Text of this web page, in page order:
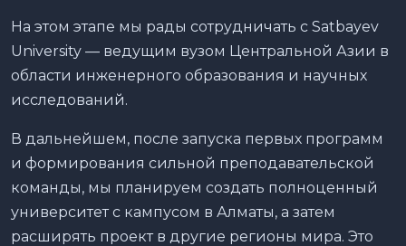
На этом этапе мы рады сотрудничать с Satbayev
University — ведущим вузом Центральной Азии в
области инженерного образования и научных
исследований.
В дальнейшем, после запуска первых программ
и формирования сильной преподавательской
команды, мы планируем создать полноценный
университет с кампусом в Алматы, а затем
расширять проект в другие регионы мира. Это